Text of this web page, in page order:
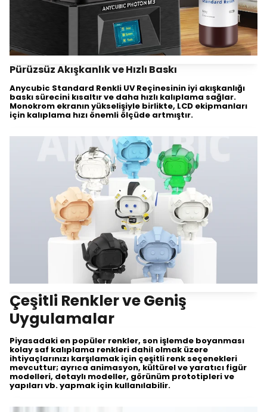
Pürüzsüz Akışkanlık ve Hızlı Baskı
Anycubic Standard Renkli UV Reçinesinin iyi akışkanlığı
baskı sürecini kısaltır ve daha hızlı kalıplama sağlar.
Monokrom ekranın yükselişiyle birlikte, LCD ekipmanları
için kalıplama hızı önemli ölçüde artmıştır.
Çeşitli Renkler ve Geniş
Uygulamalar
Piyasadaki en popüler renkler, son işlemde boyanması
kolay saf kalıplama renkleri dahil olmak üzere
ihtiyaçlarınızı karşılamak için çeşitli renk seçenekleri
mevcuttur; ayrıca animasyon, kültürel ve yaratıcı figür
modelleri, detaylı modeller, görünüm prototipleri ve
yapıları vb. yapmak için kullanılabilir.